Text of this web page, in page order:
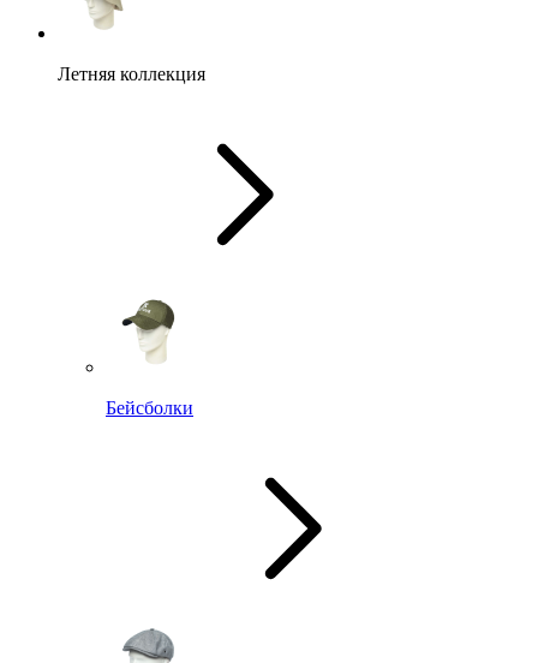
Летняя коллекция
Бейсболки